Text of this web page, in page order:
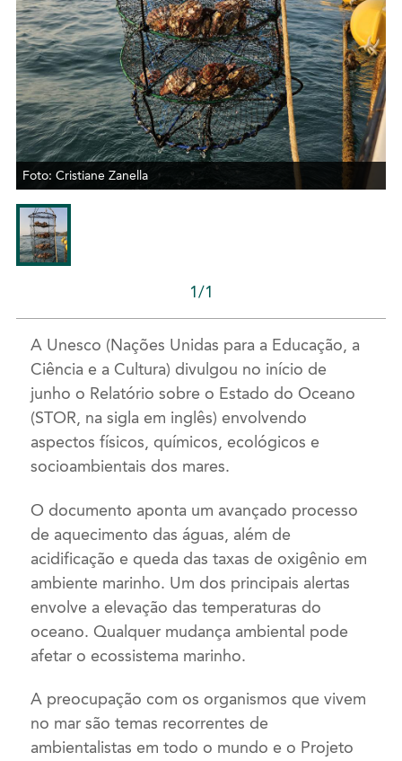
Foto: Cristiane Zanella
1/1
A Unesco (Nações Unidas para a Educação, a
Ciência e a Cultura) divulgou no início de
junho o Relatório sobre o Estado do Oceano
(STOR, na sigla em inglês) envolvendo
aspectos físicos, químicos, ecológicos e
socioambientais dos mares.
O documento aponta um avançado processo
de aquecimento das águas, além de
acidificação e queda das taxas de oxigênio em
ambiente marinho. Um dos principais alertas
envolve a elevação das temperaturas do
oceano. Qualquer mudança ambiental pode
afetar o ecossistema marinho.
A preocupação com os organismos que vivem
no mar são temas recorrentes de
ambientalistas em todo o mundo e o Projeto